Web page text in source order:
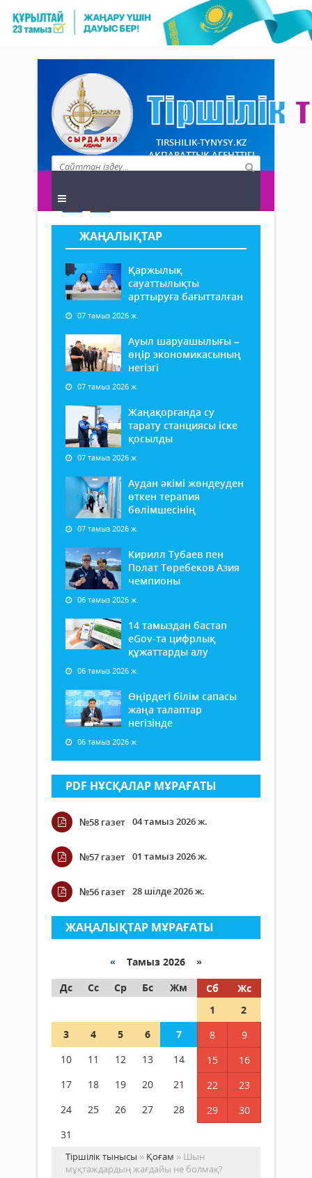
TIRSHILIK-TYNYSY.KZ
АҚПАРАТТЫҚ АГЕНТТІГІ
ЖАҢАЛЫҚТАР
Қаржылық
сауаттылықты
арттыруға бағытталған
07 тамыз 2026 ж.
Ауыл шаруашылығы –
өңір экономикасының
негізгі
07 тамыз 2026 ж.
Жаңақорғанда су
тарату станциясы іске
қосылды
07 тамыз 2026 ж.
Аудан әкімі жөндеуден
өткен терапия
бөлімшесінің
07 тамыз 2026 ж.
Кирилл Тубаев пен
Полат Төребеков Азия
чемпионы
06 тамыз 2026 ж.
14 тамыздан бастап
еGov-та цифрлық
құжаттарды алу
06 тамыз 2026 ж.
Өңірдегі білім сапасы
жаңа талаптар
негізінде
06 тамыз 2026 ж.
PDF НҰСҚАЛАР МҰРАҒАТЫ
№58 газет 04 тамыз 2026 ж.
№57 газет 01 тамыз 2026 ж.
№56 газет 28 шілде 2026 ж.
ЖАҢАЛЫҚТАР МҰРАҒАТЫ
« Тамыз 2026 »
Дс
Сс Ср Бс Жм Сб
Жс
1
2
3
4 5 6 7 8
9
10
11 12 13 14 15
16
17
18 19 20 21 22
23
24
25 26 27 28 29
30
31
Тіршілік тынысы » Қоғам » Шын
мұқтаждардың жағдайы не болмақ?